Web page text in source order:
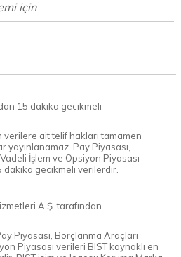
için
15 dakika gecikmeli
verilere ait telif hakları tamamen
yayınlanamaz. Pay Piyasası,
İşlem ve Opsiyon Piyasası
dakika gecikmeli verilerdir.
A.Ş. tarafından
Piyasası, Borçlanma Araçları
Piyasası verileri BIST kaynaklı en